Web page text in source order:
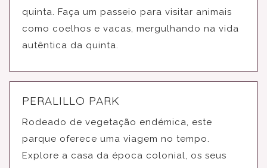
quinta. Faça um passeio para visitar animais
como coelhos e vacas, mergulhando na vida
autêntica da quinta.
PERALILLO PARK
Rodeado de vegetação endémica, este
parque oferece uma viagem no tempo.
Explore a casa da época colonial, os seus